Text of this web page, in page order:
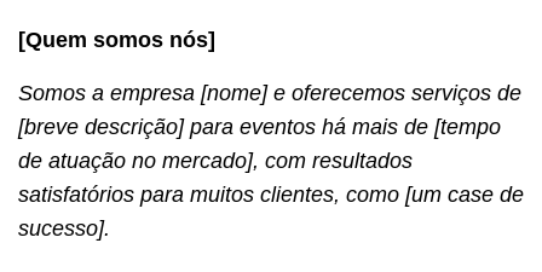
[Quem somos nós]
Somos a empresa [nome] e oferecemos serviços de
[breve descrição] para eventos há mais de [tempo
de atuação no mercado], com resultados
satisfatórios para muitos clientes, como [um case de
sucesso].